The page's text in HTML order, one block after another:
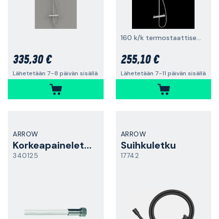
335,30 €
Lähetetään 7-8 päivän sisällä
160 k/k termostaattisekoittimella
255,10 €
Lähetetään 7-11 päivän sisällä
ARROW
Korkeapaineletku
340125
ARROW
Suihkuletku
17742